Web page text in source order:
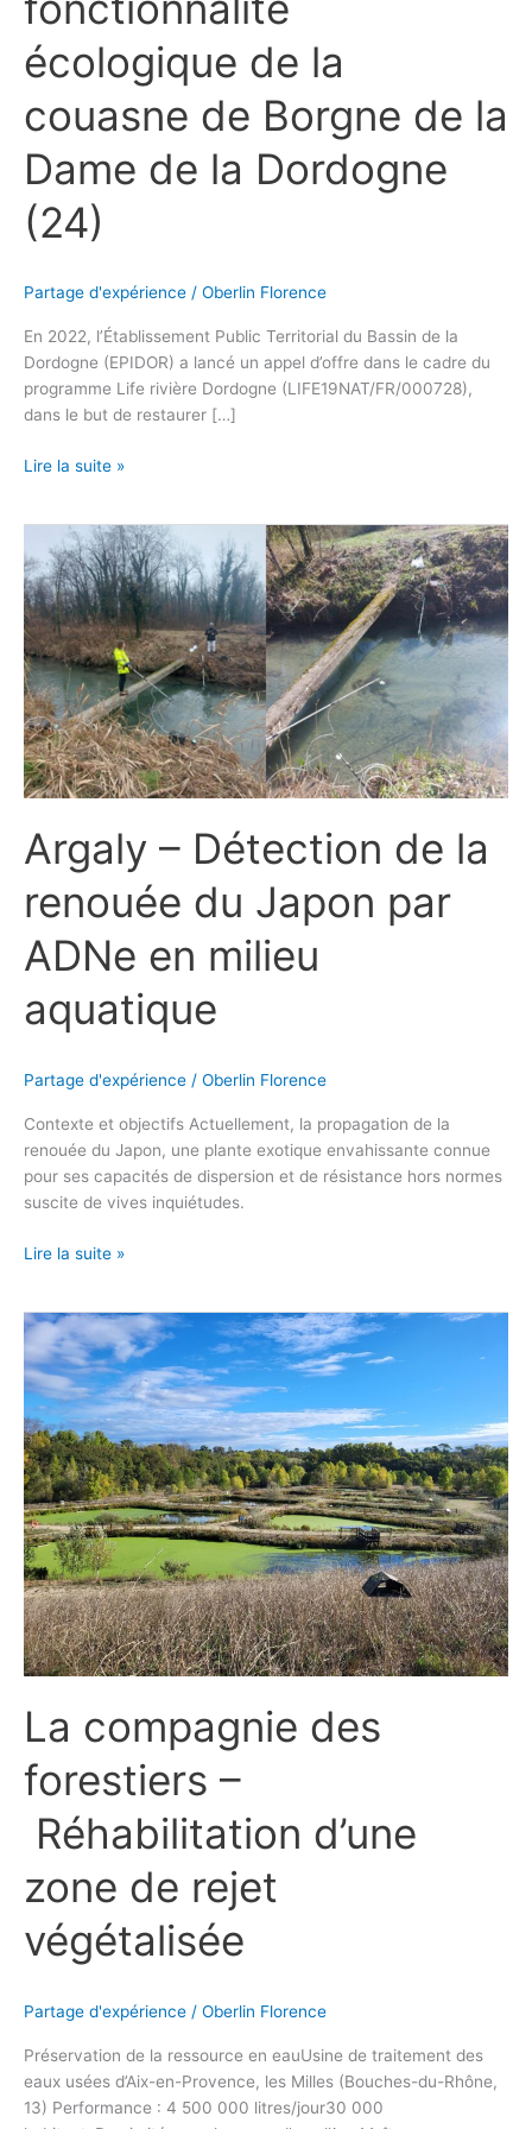
écologique de la
couasne de Borgne de la
Dame de la Dordogne
(24)
Partage d'expérience / Oberlin Florence
En 2022, l’Établissement Public Territorial du Bassin de la
Dordogne (EPIDOR) a lancé un appel d’offre dans le cadre du
programme Life rivière Dordogne (LIFE19NAT/FR/000728),
dans le but de restaurer […]
Lire la suite »
Argaly – Détection de la
renouée du Japon par
ADNe en milieu
aquatique
Partage d'expérience / Oberlin Florence
Contexte et objectifs Actuellement, la propagation de la
renouée du Japon, une plante exotique envahissante connue
pour ses capacités de dispersion et de résistance hors normes
suscite de vives inquiétudes.
Argaly –
Détection
de
la
renouée
du
Japon
par
ADNe
en
milieu
Lire la suite »
La compagnie des
forestiers –
Réhabilitation d’une
zone de rejet
végétalisée
Partage d'expérience / Oberlin Florence
Préservation de la ressource en eauUsine de traitement des
eaux usées d’Aix-en-Provence, les Milles (Bouches-du-Rhône,
13) Performance : 4 500 000 litres/jour30 000
La
compagnie
des
forestiers
–
Réhabilitation
d’une
zone
de
rejet
végétalisée